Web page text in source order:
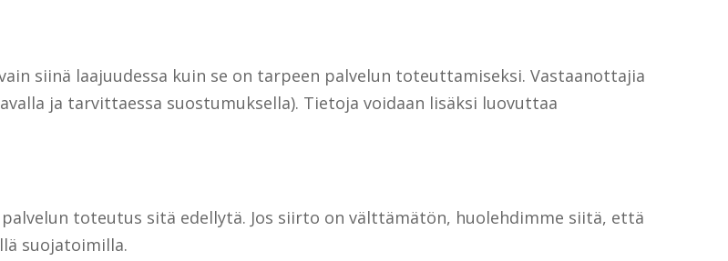
siinä laajuudessa kuin se on tarpeen palvelun toteuttamiseksi. Vastaanottajia
ja tarvittaessa suostumuksella). Tietoja voidaan lisäksi luovuttaa
toteutus sitä edellytä. Jos siirto on välttämätön, huolehdimme siitä, että
suojatoimilla.